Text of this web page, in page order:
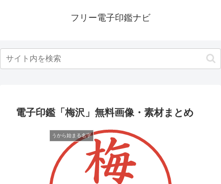
フリー電子印鑑ナビ
電子印鑑「梅沢」無料画像・素材まとめ
うから始まる名字